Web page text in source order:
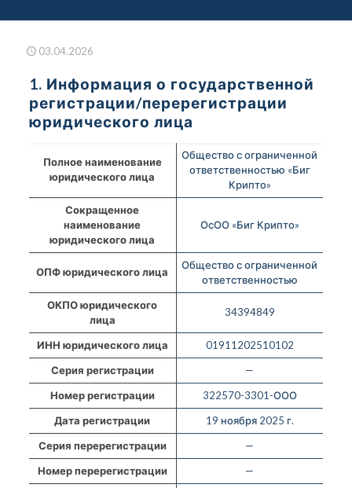
03.04.2026
1. Информация о государственной
регистрации/перерегистрации
юридического лица
Полное наименование
юридического лица
Общество с ограниченной
ответственностью «Биг
Крипто»
Сокращенное
наименование
юридического лица
ОсОО «Биг Крипто»
ОПФ юридического лица
Общество с ограниченной
ответственностью
ОКПО юридического
лица
34394849
ИНН юридического лица
01911202510102
Серия регистрации
—
Номер регистрации
322570-3301-ООО
Дата регистрации
19 ноября 2025 г.
Серия перерегистрации
—
Номер перерегистрации
—